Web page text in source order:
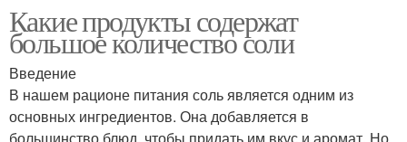
Какие продукты содержат
большое количество соли
Введение
В нашем рационе питания соль является одним из
основных ингредиентов. Она добавляется в